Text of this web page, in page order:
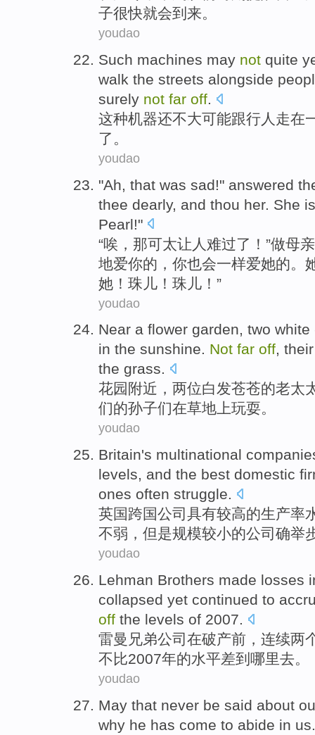
子很快就会到来。
youdao
Such machines may not quite
walk the streets alongside
surely not far off.
这种机器还不大可能跟行人 走在
了。
youdao
"Ah that was sad!" answered
thee dearly, and thou her. She is
Pearl!"
“唉 ， 那可太让人难过了！”做母亲
地爱你的， 你也会一样爱她的。
她！珠儿！珠儿！”
youdao
Near a flower garden, two white
in the sunshine. Not far off, their
the grass.
花园 附近 ， 两位白发苍苍的老太
们的孙子们在草地上玩耍。
youdao
Britain's multinational
levels, and the best domestic
ones often struggle.
英国跨国公司 具有较高的生产率
不弱， 但是规模较小的公司确举
youdao
Lehman Brothers made losses
collapsed yet continued to
off the levels of 2007.
雷曼 兄弟公司 在破产前 ，连续两
不比2007年的水平差到哪里去。
youdao
May that never be said about
why he has come to abide in us